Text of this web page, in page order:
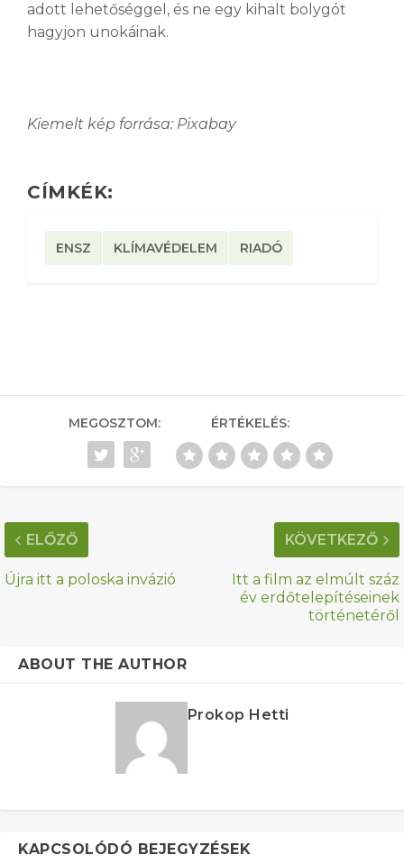
adott lehetőséggel, és ne egy kihalt bolygót
hagyjon unokáinak.
Kiemelt kép forrása: Pixabay
CÍMKÉK:
ENSZ KLÍMAVÉDELEM RIADÓ
MEGOSZTOM: ÉRTÉKELÉS:
ELŐZŐ
Újra itt a poloska invázió
KÖVETKEZŐ
Itt a film az elmúlt száz
év erdőtelepítéseinek
történetéről
ABOUT THE AUTHOR
Prokop Hetti
KAPCSOLÓDÓ BEJEGYZÉSEK